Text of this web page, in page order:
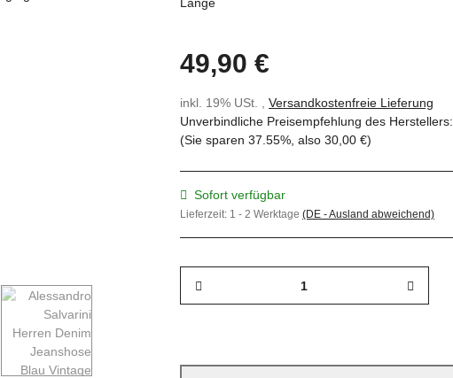
Länge
49,90 €
inkl. 19% USt. , Versandkostenfreie Lieferung
Unverbindliche Preisempfehlung des Herstellers:
(Sie sparen 37.55%, also 30,00 €)
Sofort verfügbar
Lieferzeit: 1 - 2 Werktage (DE - Ausland abweichend)